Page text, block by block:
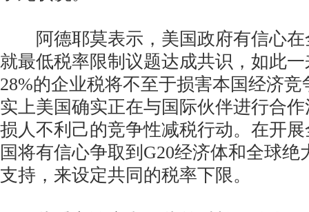
阿德耶莫表示，美国政府有信心在
就最低税率限制议题达成共识，如此
28%的企业税将不至于损害本国经济
实上美国确实正在与国际伙伴进行合
损人不利己的竞争性减税行动。在开
国将有信心争取到G20经济体和全球绝
支持，来设定共同的税率下限。